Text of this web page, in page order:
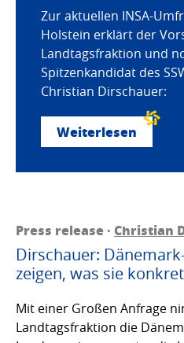
Zur aktuellen INSA-
Holstein erklärt der
Landtagsfraktion und
Spitzenkandidat des
Christian Dirschauer:
Weiterlesen
Press release · Christian
Dirschauer:
zeigen, was sie
Mit einer Großen Anfrage
Landtagsfraktion die